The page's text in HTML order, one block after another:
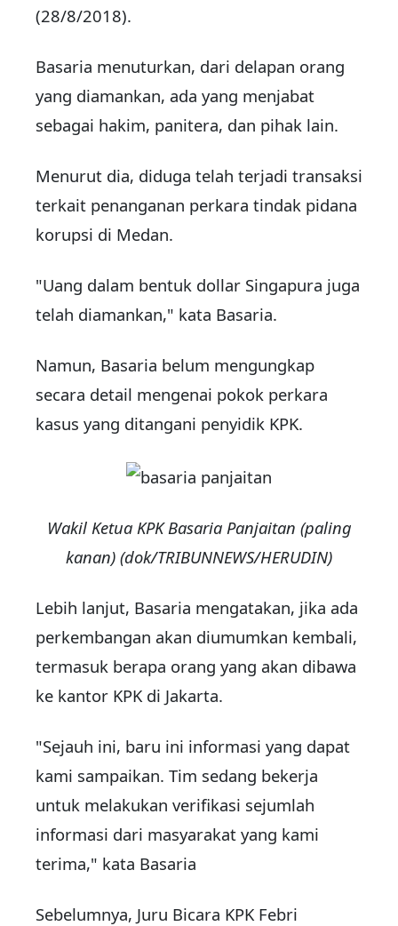
(28/8/2018).
Basaria menuturkan, dari delapan orang
yang diamankan, ada yang menjabat
sebagai hakim, panitera, dan pihak lain.
Menurut dia, diduga telah terjadi transaksi
terkait penanganan perkara tindak pidana
korupsi di Medan.
"Uang dalam bentuk dollar Singapura juga
telah diamankan," kata Basaria.
Namun, Basaria belum mengungkap
secara detail mengenai pokok perkara
kasus yang ditangani penyidik KPK.
Wakil Ketua KPK Basaria Panjaitan (paling
kanan) (dok/TRIBUNNEWS/HERUDIN)
Lebih lanjut, Basaria mengatakan, jika ada
perkembangan akan diumumkan kembali,
termasuk berapa orang yang akan dibawa
ke kantor KPK di Jakarta.
"Sejauh ini, baru ini informasi yang dapat
kami sampaikan. Tim sedang bekerja
untuk melakukan verifikasi sejumlah
informasi dari masyarakat yang kami
terima," kata Basaria
Sebelumnya, Juru Bicara KPK Febri